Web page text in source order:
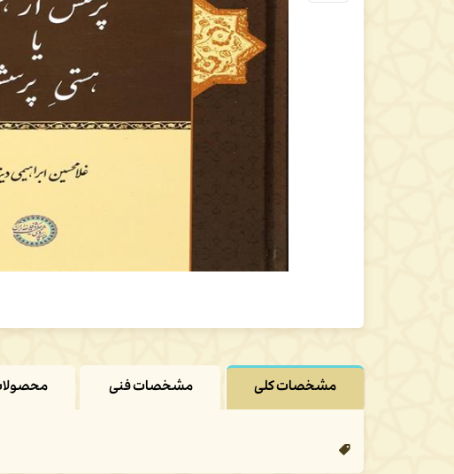
مشخصات کلی مشخصات فنی